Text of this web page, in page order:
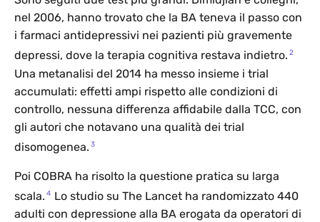
nel 2006, hanno trovato che la BA teneva il passo con
i farmaci antidepressivi nei pazienti più gravemente
depressi, dove la terapia cognitiva restava indietro. 2
Una metanalisi del 2014 ha messo insieme i trial
accumulati: effetti ampi rispetto alle condizioni di
controllo, nessuna differenza affidabile dalla TCC, con
gli autori che notavano una qualità dei trial
disomogenea. 3
Poi COBRA ha risolto la questione pratica su larga
scala. 4 Lo studio su The Lancet ha randomizzato 440
adulti con depressione alla BA erogata da operatori di